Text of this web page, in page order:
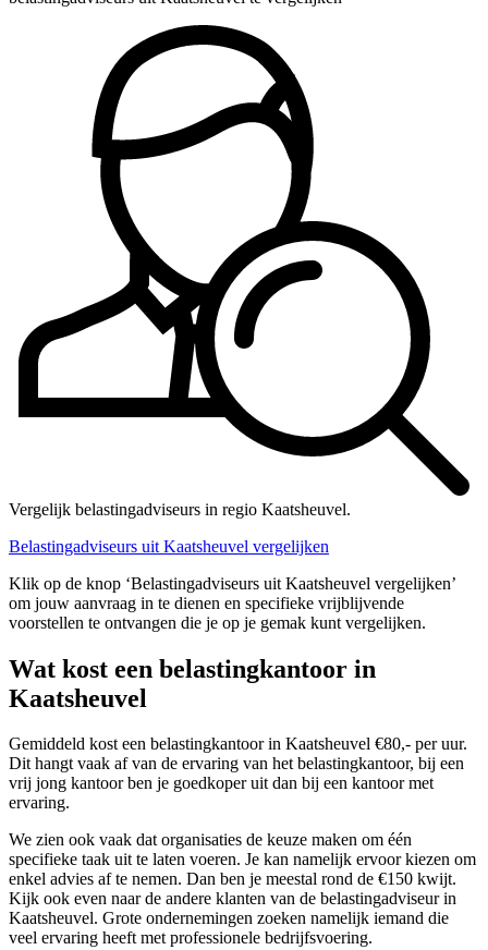
Vergelijk belastingadviseurs in regio Kaatsheuvel.
Belastingadviseurs uit Kaatsheuvel vergelijken
Klik op de knop ‘Belastingadviseurs uit Kaatsheuvel vergelijken’
om jouw aanvraag in te dienen en specifieke vrijblijvende
voorstellen te ontvangen die je op je gemak kunt vergelijken.
Wat kost een belastingkantoor in
Kaatsheuvel
Gemiddeld kost een belastingkantoor in Kaatsheuvel €80,- per uur.
Dit hangt vaak af van de ervaring van het belastingkantoor, bij een
vrij jong kantoor ben je goedkoper uit dan bij een kantoor met
ervaring.
We zien ook vaak dat organisaties de keuze maken om één
specifieke taak uit te laten voeren. Je kan namelijk ervoor kiezen om
enkel advies af te nemen. Dan ben je meestal rond de €150 kwijt.
Kijk ook even naar de andere klanten van de belastingadviseur in
Kaatsheuvel. Grote ondernemingen zoeken namelijk iemand die
veel ervaring heeft met professionele bedrijfsvoering.